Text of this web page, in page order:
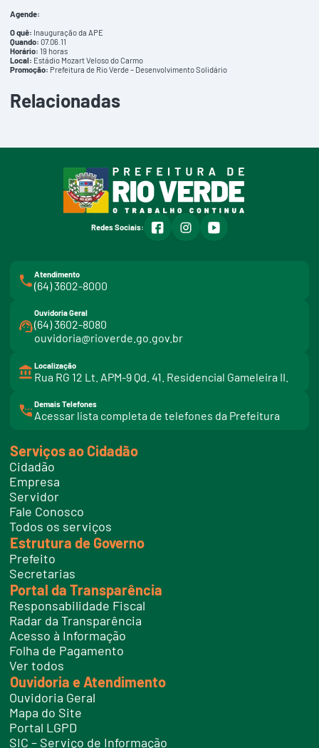
Agende:
O quê: Inauguração da APE
Quando: 07.06.11
Horário: 19 horas
Local: Estádio Mozart Veloso do Carmo
Promoção: Prefeitura de Rio Verde – Desenvolvimento Solidário
Relacionadas
Redes Sociais: facebookinstagramyoutube
Atendimento
(64) 3602-8000
Ouvidoria Geral
(64) 3602-8080
ouvidoria@rioverde.go.gov.br
Localização
Rua RG 12 Lt. APM-9 Qd. 41. Residencial Gameleira II.
Demais Telefones
Acessar lista completa de telefones da Prefeitura
i
t
e
l
f
o
e
s
Serviços ao Cidadão
Cidadão
Empresa
Servidor
Fale Conosco
Todos os serviços
Estrutura de Governo
Prefeito
Secretarias
Portal da Transparência
Responsabilidade Fiscal
Radar da Transparência
Acesso à Informação
Folha de Pagamento
Ver todos
Ouvidoria e Atendimento
Ouvidoria Geral
Mapa do Site
Portal LGPD
SIC – Serviço de Informação